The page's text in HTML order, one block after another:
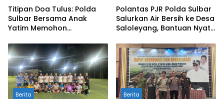
Titipan Doa Tulus: Polda
Sulbar Bersama Anak
Yatim Memohon
Negeri
Polantas PJR Polda Sulbar
Salurkan Air Bersih ke Desa
Saloleyang, Bantuan Nyata
Berita Berita